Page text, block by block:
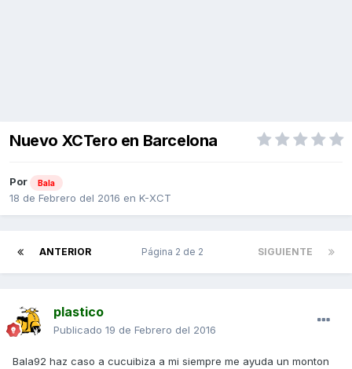
Nuevo XCTero en Barcelona
Por Bala
18 de Febrero del 2016 en K-XCT
ANTERIOR SIGUIENTE
Página 2 de 2
plastico
Publicado 19 de Febrero del 2016
Bala92 haz caso a cucuibiza a mi siempre me ayuda un monton